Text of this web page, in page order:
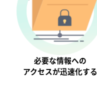
必要な情報への
アクセスが迅速化する